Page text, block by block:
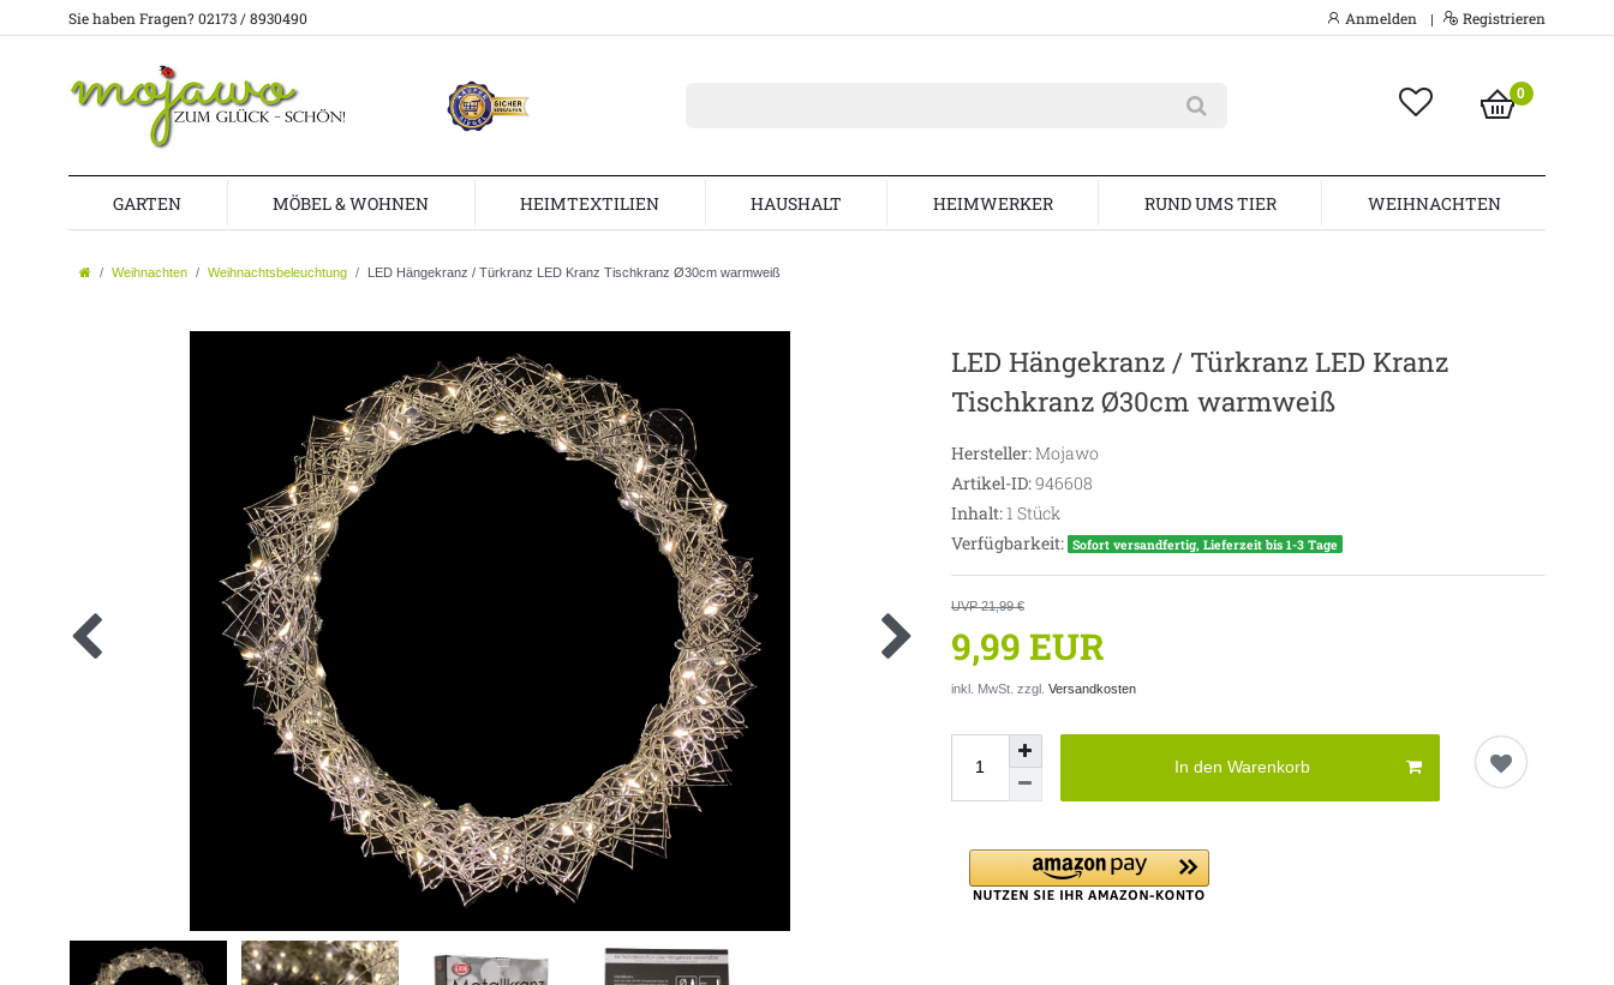
Sie haben Fragen? 02173 / 8930490 Anmelden | Registrieren
0
GARTEN MÖBEL & WOHNEN HEIMTEXTILIEN HAUSHALT HEIMWERKER RUND UMS TIER WEIHNACHTEN
Weihnachten Weihnachtsbeleuchtung LED Hängekranz / Türkranz LED Kranz Tischkranz Ø30cm warmweiß
LED Hängekranz / Türkranz LED Kranz
Tischkranz Ø30cm warmweiß
Hersteller:Mojawo
Artikel-ID:946608
Inhalt:1 Stück
Verfügbarkeit: Sofort versandfertig, Lieferzeit bis 1-3 Tage
UVP 21,99 €
9,99 EUR
inkl. MwSt. zzgl. Versandkosten
In den Warenkorb